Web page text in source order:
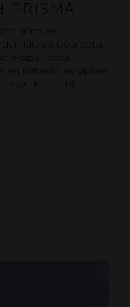
PRISMA
som en
lätt att bearbeta.
skapar stora
en rasterad akrylplast
ofta till